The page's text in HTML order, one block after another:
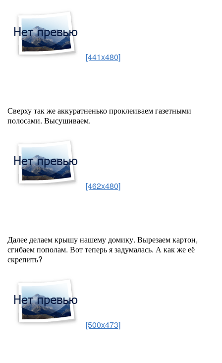
[441x480]
Сверху так же аккуратненько проклеиваем газетными
полосами. Высушиваем.
[462x480]
Далее делаем крышу нашему домику. Вырезаем картон,
сгибаем пополам. Вот теперь я задумалась. А как же её
скрепить?
[500x473]